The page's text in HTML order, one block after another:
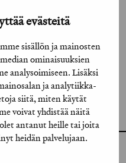
evästeitä
sisällön ja mainosten
ominaisuuksien
analysoimiseen. Lisäksi
ja analytiikka-
siitä, miten käytät
voivat yhdistää näitä
antanut heille tai joita
heidän palvelujaan.